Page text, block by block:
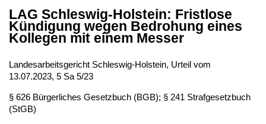
LAG Schleswig-Holstein: Fristlose
Kündigung wegen Bedrohung eines
Kollegen mit einem Messer
Landesarbeitsgericht Schleswig-Holstein, Urteil vom
13.07.2023, 5 Sa 5/23
§ 626 Bürgerliches Gesetzbuch (BGB); § 241 Strafgesetzbuch
(StGB)